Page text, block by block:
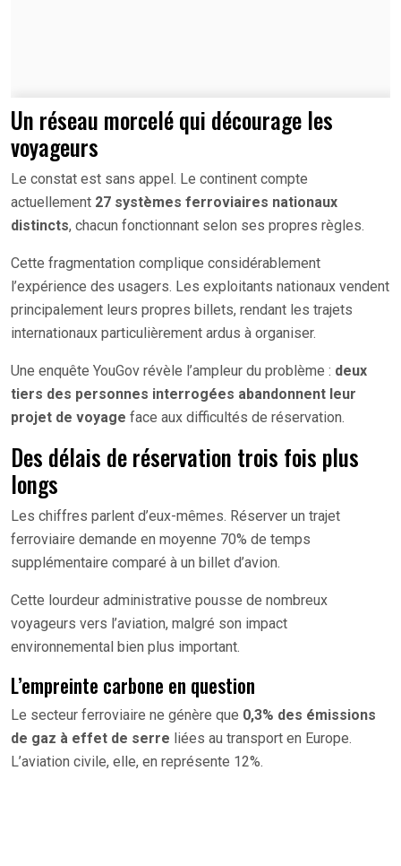
Un réseau morcelé qui décourage les
voyageurs
Le constat est sans appel. Le continent compte
actuellement 27 systèmes ferroviaires nationaux
distincts, chacun fonctionnant selon ses propres règles.
Cette fragmentation complique considérablement
l’expérience des usagers. Les exploitants nationaux vendent
principalement leurs propres billets, rendant les trajets
internationaux particulièrement ardus à organiser.
Une enquête YouGov révèle l’ampleur du problème : deux
tiers des personnes interrogées abandonnent leur
projet de voyage face aux difficultés de réservation.
Des délais de réservation trois fois plus
longs
Les chiffres parlent d’eux-mêmes. Réserver un trajet
ferroviaire demande en moyenne 70% de temps
supplémentaire comparé à un billet d’avion.
Cette lourdeur administrative pousse de nombreux
voyageurs vers l’aviation, malgré son impact
environnemental bien plus important.
L’empreinte carbone en question
Le secteur ferroviaire ne génère que 0,3% des émissions
de gaz à effet de serre liées au transport en Europe.
L’aviation civile, elle, en représente 12%.